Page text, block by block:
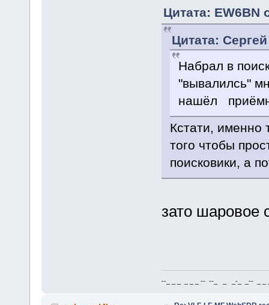
Цитата: EW6BN
Цитата:
Набрал в
"вывалилсь"
нашёл
Кстати, именно
того чтобы
поисковики, а
зато шаровое
--_ _ _ _ _ _ -- --_ _ _-_ _-- _ _